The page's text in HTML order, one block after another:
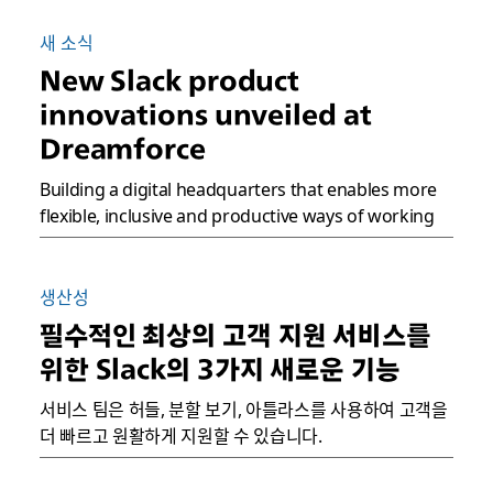
새 소식
New Slack product
innovations unveiled at
Dreamforce
Building a digital headquarters that enables more
flexible, inclusive and productive ways of working
생산성
필수적인 최상의 고객 지원 서비스를
위한 Slack의 3가지 새로운 기능
서비스 팀은 허들, 분할 보기, 아틀라스를 사용하여 고객을
더 빠르고 원활하게 지원할 수 있습니다.